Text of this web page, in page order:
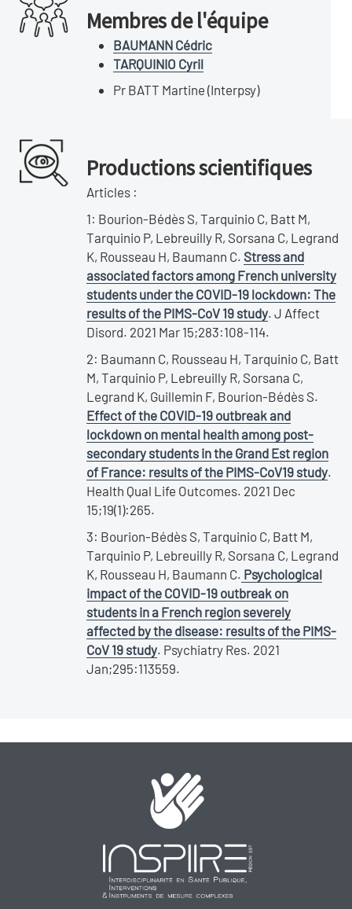
Membres de l'équipe
BAUMANN Cédric
TARQUINIO Cyril
Pr BATT Martine (Interpsy)
Productions scientifiques
Articles :
1: Bourion-Bédès S, Tarquinio C, Batt M,
Tarquinio P, Lebreuilly R, Sorsana C, Legrand
K, Rousseau H, Baumann C. Stress and
associated factors among French university
students under the COVID-19 lockdown: The
results of the PIMS-CoV 19 study. J Affect
Disord. 2021 Mar 15;283:108-114.
2: Baumann C, Rousseau H, Tarquinio C, Batt
M, Tarquinio P, Lebreuilly R, Sorsana C,
Legrand K, Guillemin F, Bourion-Bédès S.
Effect of the COVID-19 outbreak and
lockdown on mental health among post-
secondary students in the Grand Est region
of France: results of the PIMS-CoV19 study.
Health Qual Life Outcomes. 2021 Dec
15;19(1):265.
3: Bourion-Bédès S, Tarquinio C, Batt M,
Tarquinio P, Lebreuilly R, Sorsana C, Legrand
K, Rousseau H, Baumann C. Psychological
impact of the COVID-19 outbreak on
students in a French region severely
affected by the disease: results of the PIMS-
CoV 19 study. Psychiatry Res. 2021
Jan;295:113559.